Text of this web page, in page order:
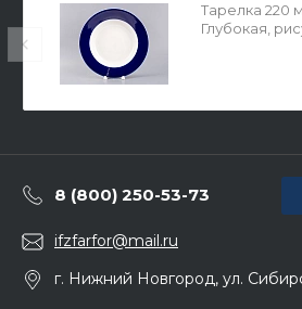
Тарелка 220
Глубокая,
8 (800) 250-53-73
ifzfarfor@mail.ru
г. Нижний Новгород, ул.